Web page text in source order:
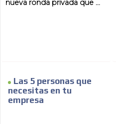
nueva ronda privada que ...
Las 5 personas que
necesitas en tu
empresa